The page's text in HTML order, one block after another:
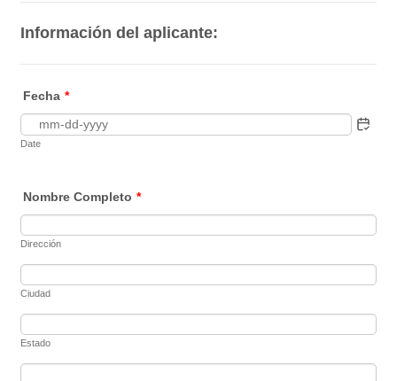
Información del aplicante:
Fecha *
Date
Nombre Completo *
Dirección
Ciudad
Estado